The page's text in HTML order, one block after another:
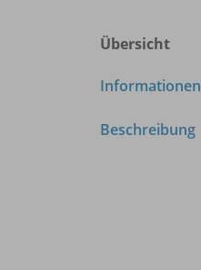
Übersicht
Informationen
Beschreibung